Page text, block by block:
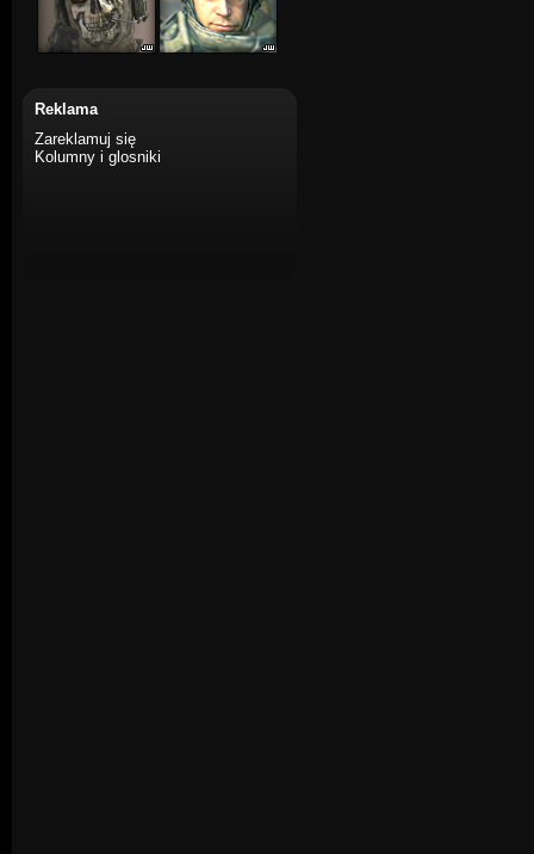
Reklama
Zareklamuj się
Kolumny i glosniki